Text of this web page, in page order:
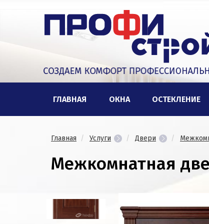
ГЛАВНАЯ ОКНА ОСТЕКЛЕНИЕ
Главная Услуги Двери
Межкомнатная